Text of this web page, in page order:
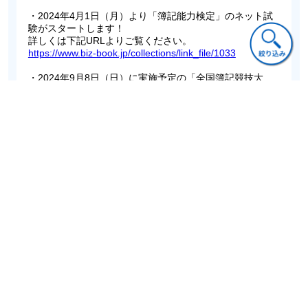
・2024年4月1日（月）より「簿記能力検定」のネット試
験がスタートします！
詳しくは下記URLよりご覧ください。
https://www.biz-book.jp/collections/link_file/1033
・2024年9月8日（日）に実施予定の「全国簿記競技大